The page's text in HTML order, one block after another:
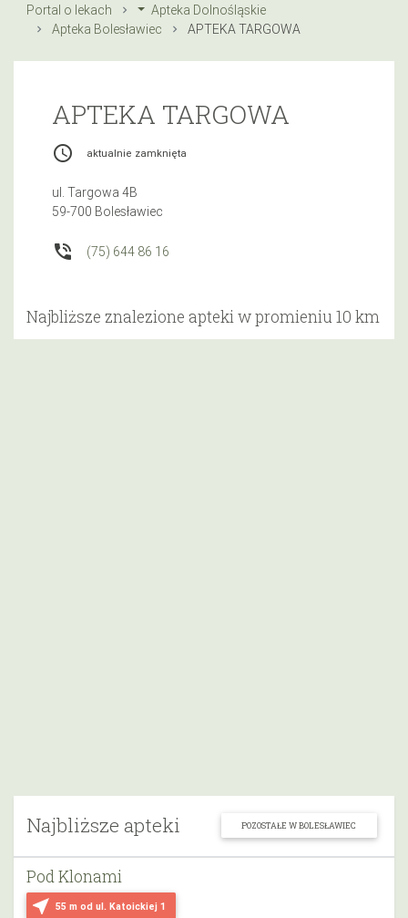
Portal o lekach
Apteka Dolnośląskie
Apteka Bolesławiec
APTEKA TARGOWA
Najbliższe apteki POZOSTAŁE W BOLESŁAWIEC
near_me 55 m od ul. Katoickiej 1
Pod Klonami
APTEKA TARGOWA
access_time aktualnie zamknięta
ul. Targowa 4B
59-700 Bolesławiec
phone_in_talk (75) 644 86 16
Najbliższe znalezione apteki w promieniu 10 km